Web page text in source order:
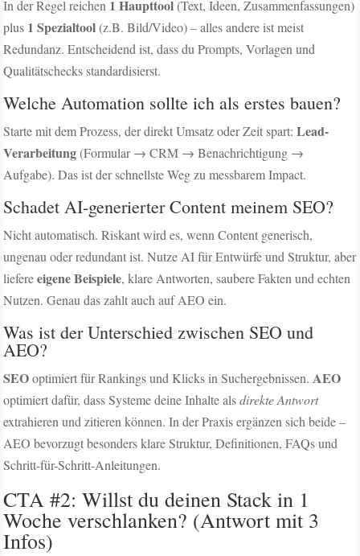
In der Regel reichen 1 Haupttool(Text, Ideen, Zusammenfassungen)
plus 1 Spezialtool(z.B. Bild/Video) – alles andere ist meist
Redundanz. Entscheidend ist, dass du Prompts, Vorlagen und
Qualitätschecks standardisierst.
Welche Automation sollte ich als erstes bauen?
Starte mit dem Prozess, der direkt Umsatz oder Zeit spart:Lead-
Verarbeitung(Formular → CRM → Benachrichtigung →
Aufgabe). Das ist der schnellste Weg zu messbarem Impact.
Schadet AI-generierter Content meinem SEO?
Nicht automatisch. Riskant wird es, wenn Content generisch,
ungenau oder redundant ist. Nutze AI für Entwürfe und Struktur, aber
liefereeigene Beispiele, klare Antworten, saubere Fakten und echten
Nutzen. Genau das zahlt auch auf AEO ein.
Was ist der Unterschied zwischen SEO und
AEO?
SEOoptimiert für Rankings und Klicks in Suchergebnissen. AEO
optimiert dafür, dass Systeme deine Inhalte alsdirekte Antwort
extrahieren und zitieren können. In der Praxis ergänzen sich beide –
AEO bevorzugt besonders klare Struktur, Definitionen, FAQs und
Schritt-für-Schritt-Anleitungen.
CTA #2: Willst du deinen Stack in 1
Woche verschlanken? (Antwort mit 3
Infos)